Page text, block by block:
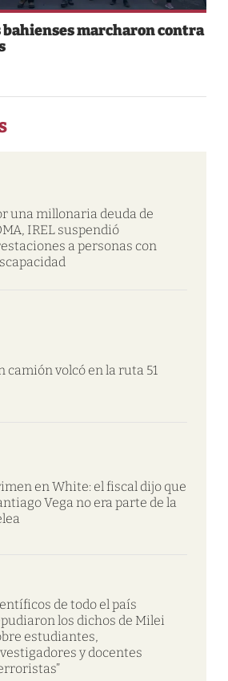
marcharon contra
una millonaria deuda de
IREL suspendió
a personas con
camión volcó en la ruta 51
en White: el fiscal dijo que
Vega no era parte de la
de todo el país
los dichos de Milei
estudiantes,
y docentes